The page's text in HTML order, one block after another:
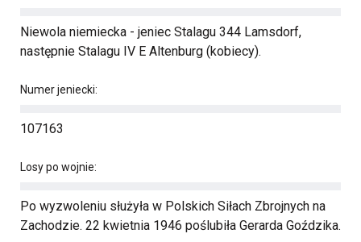
Niewola niemiecka - jeniec Stalagu 344 Lamsdorf,
następnie Stalagu IV E Altenburg (kobiecy).
Numer jeniecki:
107163
Losy po wojnie:
Po wyzwoleniu służyła w Polskich Siłach Zbrojnych na
Zachodzie. 22 kwietnia 1946 poślubiła Gerarda Goździka.